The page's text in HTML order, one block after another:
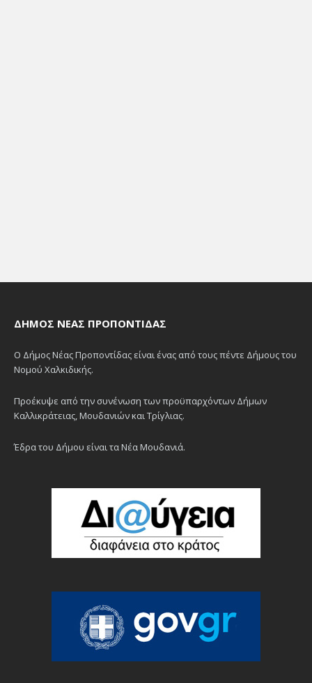
ΔΉΜΟΣ ΝΈΑΣ ΠΡΟΠΟΝΤΊΔΑΣ
Ο Δήμος Νέας Προποντίδας είναι ένας από τους πέντε Δήμους του
Νομού Χαλκιδικής.
Προέκυψε από την συνένωση των προϋπαρχόντων Δήμων
Καλλικράτειας, Μουδανιών και Τρίγλιας.
Έδρα του Δήμου είναι τα Νέα Μουδανιά.